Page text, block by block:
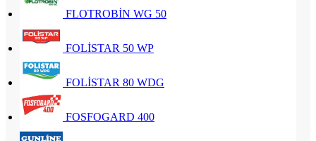
FLOTROBİN WG 50
FOLİSTAR 50 WP
FOLİSTAR 80 WDG
FOSFOGARD 400